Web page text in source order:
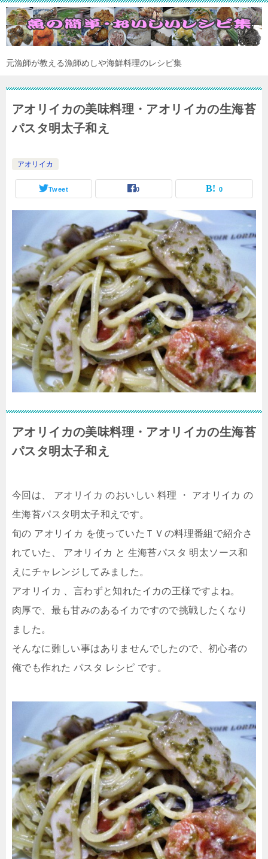
元漁師が教える漁師めしや海鮮料理のレシピ集
アオリイカの美味料理・アオリイカの生海苔
パスタ明太子和え
アオリイカ
Tweet 0 0
アオリイカの美味料理・アオリイカの生海苔
パスタ明太子和え
今回は、 アオリイカ のおいしい 料理 ・ アオリイカ の
生海苔パスタ明太子和えです。
旬の アオリイカ を使っていたＴＶの料理番組で紹介さ
れていた、 アオリイカ と 生海苔パスタ 明太ソース和
えにチャレンジしてみました。
アオリイカ 、言わずと知れたイカの王様ですよね。
肉厚で、最も甘みのあるイカですので挑戦したくなり
ました。
そんなに難しい事はありませんでしたので、初心者の
俺でも作れた パスタ レシピ です。